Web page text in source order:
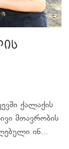
ქალაქის
მთავრობის
ინ...